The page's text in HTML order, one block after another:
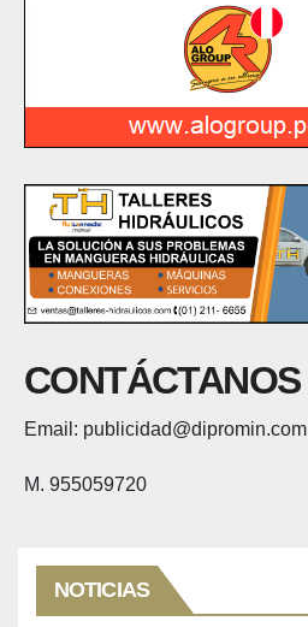
CONTÁCTANOS
Email: publicidad@dipromin.com
M. 955059720
NOTICIAS